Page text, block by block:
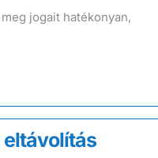
jogait hatékonyan,
eltávolítás